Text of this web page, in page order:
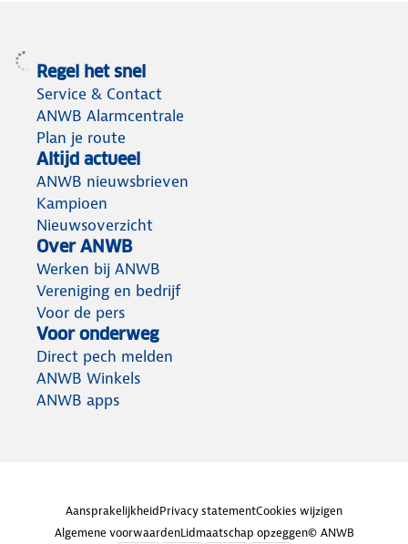
Regel het snel
Service & Contact
ANWB Alarmcentrale
Plan je route
Altijd actueel
ANWB nieuwsbrieven
Kampioen
Nieuwsoverzicht
Over ANWB
Werken bij ANWB
Vereniging en bedrijf
Voor de pers
Voor onderweg
Direct pech melden
ANWB Winkels
ANWB apps
AansprakelijkheidPrivacy statementCookies wijzigen
Algemene voorwaardenLidmaatschap opzeggen© ANWB